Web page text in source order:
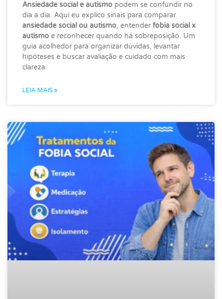
Ansiedade social e autismo podem se confundir no
dia a dia. Aqui eu explico sinais para comparar
ansiedade social ou autismo, entender fobia social x
autismo e reconhecer quando há sobreposição. Um
guia acolhedor para organizar dúvidas, levantar
hipóteses e buscar avaliação e cuidado com mais
clareza.
LEIA MAIS »